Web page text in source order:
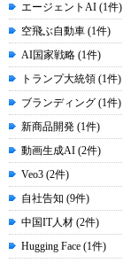
エージェントAI (1件)
空飛ぶ自動車 (1件)
AI国家戦略 (1件)
トランプ大統領 (1件)
ブランディング (1件)
新商品開発 (1件)
動画生成AI (2件)
Veo3 (2件)
自社告知 (9件)
中国IT人材 (2件)
Hugging Face (1件)